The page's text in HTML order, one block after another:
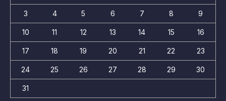
3 4 5 6 7 8 9
10 11 12 13 14 15 16
17 18 19 20 21 22 23
24 25 26 27 28 29 30
31